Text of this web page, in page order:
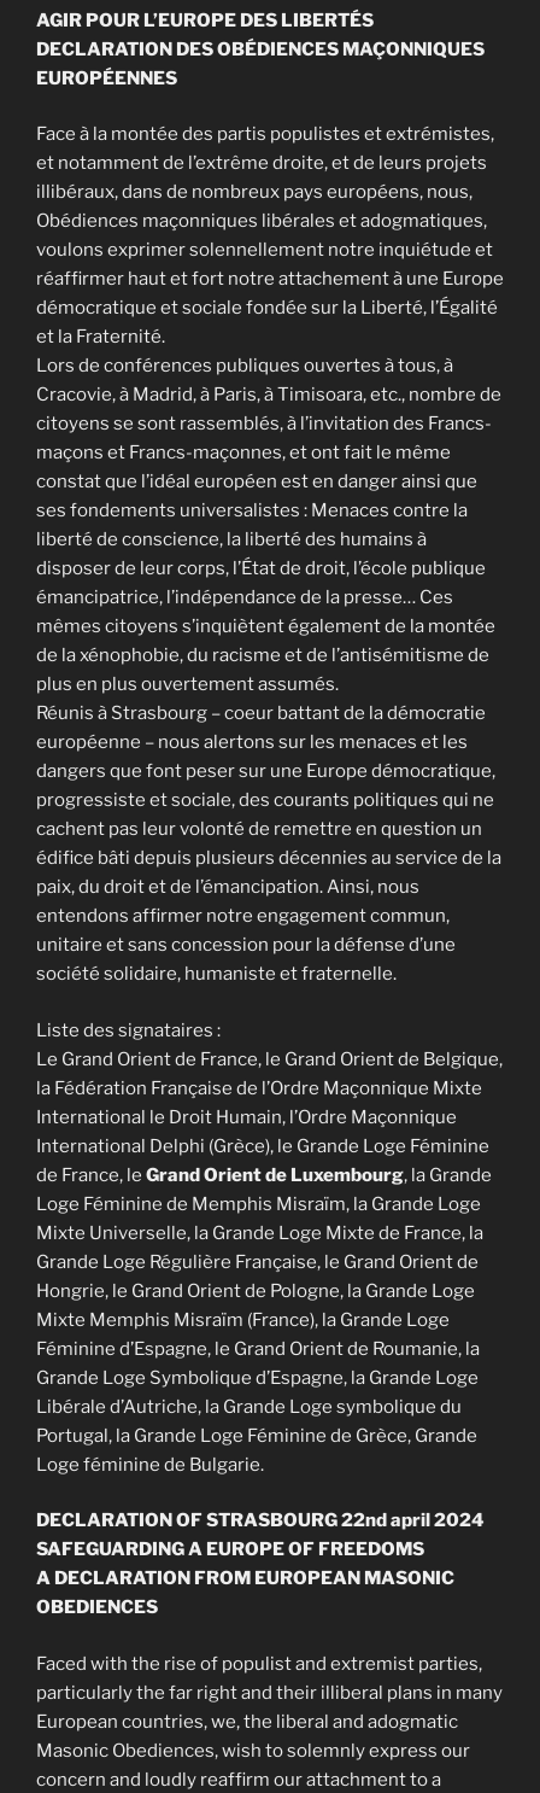
AGIR POUR L’EUROPE DES LIBERTÉS
DECLARATION DES OBÉDIENCES MAÇONNIQUES
EUROPÉENNES
Face à la montée des partis populistes et extrémistes,
et notamment de l’extrême droite, et de leurs projets
illibéraux, dans de nombreux pays européens, nous,
Obédiences maçonniques libérales et adogmatiques,
voulons exprimer solennellement notre inquiétude et
réaffirmer haut et fort notre attachement à une Europe
démocratique et sociale fondée sur la Liberté, l’Égalité
et la Fraternité.
Lors de conférences publiques ouvertes à tous, à
Cracovie, à Madrid, à Paris, à Timisoara, etc., nombre de
citoyens se sont rassemblés, à l’invitation des Francs-
maçons et Francs-maçonnes, et ont fait le même
constat que l’idéal européen est en danger ainsi que
ses fondements universalistes : Menaces contre la
liberté de conscience, la liberté des humains à
disposer de leur corps, l’État de droit, l’école publique
émancipatrice, l’indépendance de la presse… Ces
mêmes citoyens s’inquiètent également de la montée
de la xénophobie, du racisme et de l’antisémitisme de
plus en plus ouvertement assumés.
Réunis à Strasbourg – coeur battant de la démocratie
européenne – nous alertons sur les menaces et les
dangers que font peser sur une Europe démocratique,
progressiste et sociale, des courants politiques qui ne
cachent pas leur volonté de remettre en question un
édifice bâti depuis plusieurs décennies au service de la
paix, du droit et de l’émancipation. Ainsi, nous
entendons affirmer notre engagement commun,
unitaire et sans concession pour la défense d’une
société solidaire, humaniste et fraternelle.
Liste des signataires :
Le Grand Orient de France, le Grand Orient de Belgique,
la Fédération Française de l’Ordre Maçonnique Mixte
International le Droit Humain, l’Ordre Maçonnique
International Delphi (Grèce), le Grande Loge Féminine
de France, le Grand Orient de Luxembourg, la Grande
Loge Féminine de Memphis Misraïm, la Grande Loge
Mixte Universelle, la Grande Loge Mixte de France, la
Grande Loge Régulière Française, le Grand Orient de
Hongrie, le Grand Orient de Pologne, la Grande Loge
Mixte Memphis Misraïm (France), la Grande Loge
Féminine d’Espagne, le Grand Orient de Roumanie, la
Grande Loge Symbolique d’Espagne, la Grande Loge
Libérale d’Autriche, la Grande Loge symbolique du
Portugal, la Grande Loge Féminine de Grèce, Grande
Loge féminine de Bulgarie.
DECLARATION OF STRASBOURG 22nd april 2024
SAFEGUARDING A EUROPE OF FREEDOMS
A DECLARATION FROM EUROPEAN MASONIC
OBEDIENCES
Faced with the rise of populist and extremist parties,
particularly the far right and their illiberal plans in many
European countries, we, the liberal and adogmatic
Masonic Obediences, wish to solemnly express our
concern and loudly reaffirm our attachment to a